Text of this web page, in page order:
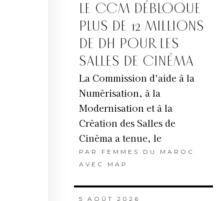
LE CCM DÉBLOQUE
PLUS DE 12 MILLIONS
DE DH POUR LES
SALLES DE CINÉMA
La Commission d'aide à la
Numérisation, à la
Modernisation et à la
Création des Salles de
Cinéma a tenue, le
PAR FEMMES DU MAROC
AVEC MAP
5 AOÛT 2026